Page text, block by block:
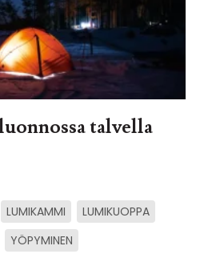
talvella
LUMIKAMMI
LUMIKUOPPA
YÖPYMINEN